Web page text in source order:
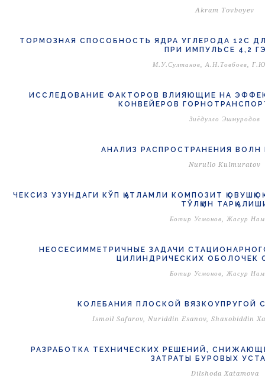
Akram Tovboyev
ТОРМОЗНАЯ СПОСОБНОСТЬ ЯДРА УГЛЕРОДА 12С
ПРИ ИМПУЛЬСЕ 4,2
М.У.Султанов, А.Н.Товбоев,
ИССЛЕДОВАНИЕ ФАКТОРОВ ВЛИЯЮЩИЕ НА
КОНВЕЙЕРОВ
Зиёдулло Эшмуродов
АНАЛИЗ РАСПРОСТРАНЕНИЯ ВОЛН
Nurullo Kulmuratov
ЧЕКСИЗ УЗУНДАГИ КЎП ҚАТЛАМЛИ КОМПОЗИТ
ТЎЛҚИН
Ботир Усмонов, Жасур
НЕОСЕСИММЕТРИЧНЫЕ ЗАДАЧИ
ЦИЛИНДРИЧЕСКИХ ОБОЛОЧЕК
Ботир Усмонов, Жасур
КОЛЕБАНИЯ ПЛОСКОЙ ВЯЗКОУПРУГОЙ
Ismoil Safarov, Nuriddin Esanov, Shaxobiddin
РАЗРАБОТКА ТЕХНИЧЕСКИХ РЕШЕНИЙ,
ЗАТРАТЫ БУРОВЫХ
Dilshoda Xatamova